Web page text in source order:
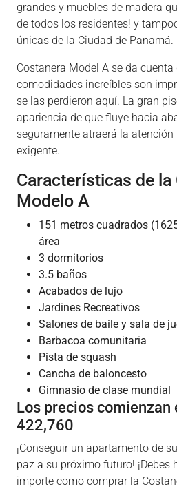
grandes y muebles de madera
de todos los residentes! y
únicas de la Ciudad de Panamá.
Costanera Model A se da cuenta
comodidades increíbles son
se las perdieron aquí. La gran
apariencia de que fluye hacia
seguramente atraerá la
exigente.
Características de la
Modelo A
151 metros cuadrados
área
3 dormitorios
3.5 baños
Acabados de lujo
Jardines Recreativos
Salones de baile y sala de
Barbacoa comunitaria
Pista de squash
Cancha de baloncesto
Gimnasio de clase mundial
Los precios comienzan
422,760
¡Conseguir un apartamento de
paz a su próximo futuro! ¡Debes
importe como comprar la